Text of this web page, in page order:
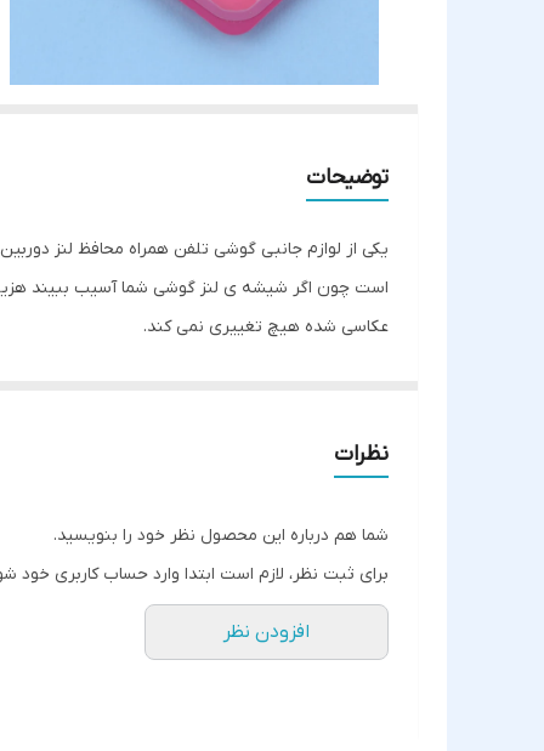
توضیحات
یکی از لوازم جانبی گوشی تلفن همراه محافظ لنز
است چون اگر شیشه ی لنز گوشی شما آسیب ببیند
عکاسی شده هیچ تغییری نمی کند.
نظرات
شما هم درباره این محصول نظر خود را بنویسید.
برای ثبت نظر، لازم است ابتدا وارد حساب کاربری خود
افزودن نظر